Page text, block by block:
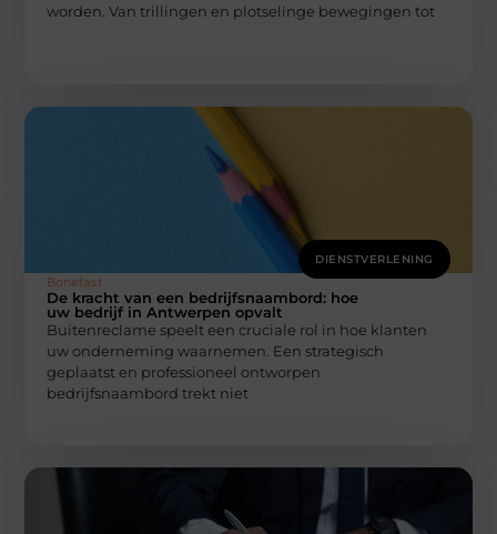
worden. Van trillingen en plotselinge bewegingen tot
DIENSTVERLENING
Bonefast
De kracht van een bedrijfsnaambord: hoe
uw bedrijf in Antwerpen opvalt
Buitenreclame speelt een cruciale rol in hoe klanten
uw onderneming waarnemen. Een strategisch
geplaatst en professioneel ontworpen
bedrijfsnaambord trekt niet